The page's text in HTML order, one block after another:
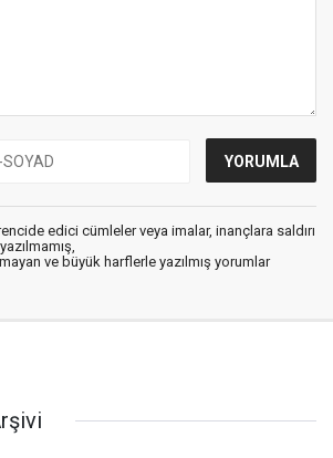
edici cümleler veya imalar, inançlara saldırı
ve büyük harflerle yazılmış yorumlar